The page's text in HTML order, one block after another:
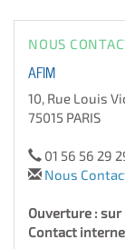
NOUS
AFIM
10, Rue Louis
75015 PARIS
01 56 56 29
Nous
Ouverture :
Contact